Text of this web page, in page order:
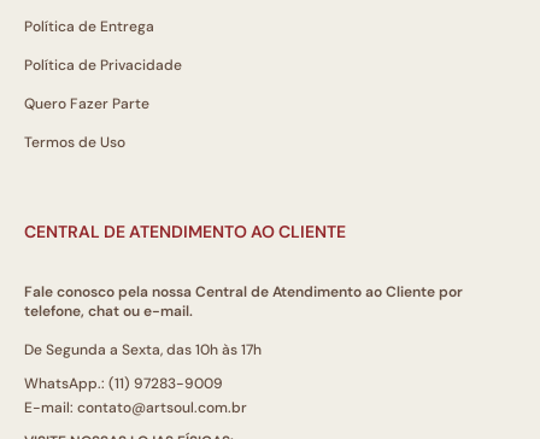
Política de Entrega
Política de Privacidade
Quero Fazer Parte
Termos de Uso
CENTRAL DE ATENDIMENTO AO CLIENTE
Fale conosco pela nossa Central de Atendimento ao Cliente por
telefone, chat ou e-mail.
De Segunda a Sexta, das 10h às 17h
WhatsApp.: (11) 97283-9009
E-mail: contato@artsoul.com.br